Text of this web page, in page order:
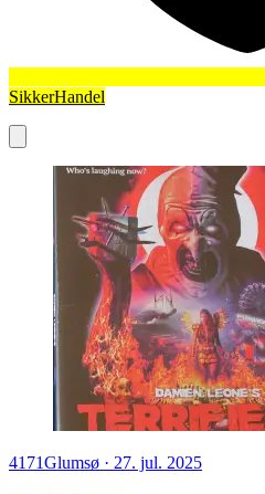
SikkerHandel
4171Glumsø · 27. jul. 2025